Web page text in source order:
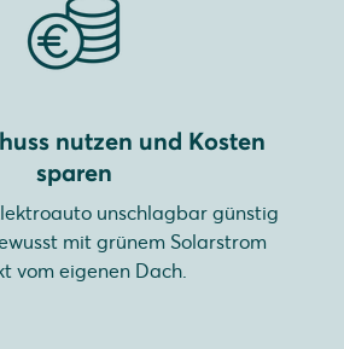
nutzen und Kosten
sparen
unschlagbar günstig
mit grünem Solarstrom
vom eigenen Dach.